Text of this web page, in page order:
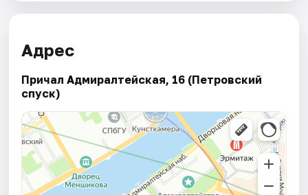
Адрес
Причал Адмиралтейская, 16 (Петровский
спуск)